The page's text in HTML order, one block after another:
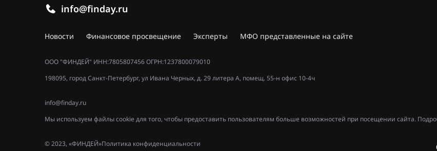
info@finday.ru
Новости Финансовое просвещение Эксперты МФО представленные на сайте
ООО "ФИНДЕЙ" ИНН:7805807456 ОГРН:1237800079010
198095, город Санкт-Петербург, ул Ивана Черных, д. 29 литера А, помещ. 55-н офис 10-4ч
info@finday.ru
Мы используем файлы cookie для того, чтобы предоставить пользователям больше возможностей при посещении сайта.
Политика конфиденциальности
© 2023, «ФИНДЕЙ»